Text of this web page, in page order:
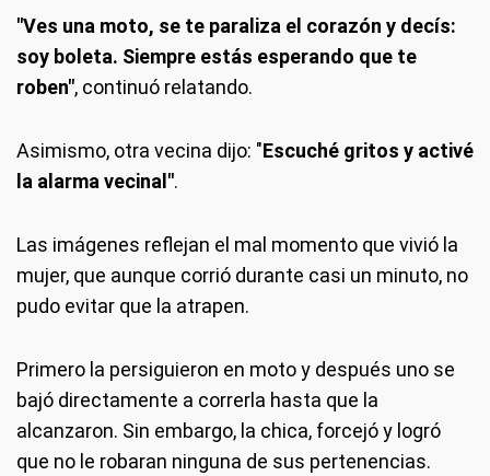
"Ves una moto, se te paraliza el corazón y decís:
soy boleta. Siempre estás esperando que te
roben", continuó relatando.
Asimismo, otra vecina dijo: "Escuché gritos y activé
la alarma vecinal".
Las imágenes reflejan el mal momento que vivió la
mujer, que aunque corrió durante casi un minuto, no
pudo evitar que la atrapen.
Primero la persiguieron en moto y después uno se
bajó directamente a correrla hasta que la
alcanzaron. Sin embargo, la chica, forcejó y logró
que no le robaran ninguna de sus pertenencias.